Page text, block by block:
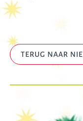
TERUG NAAR